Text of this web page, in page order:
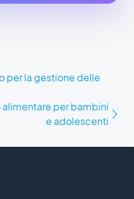
per la gestione delle
per bambini
e adolescenti